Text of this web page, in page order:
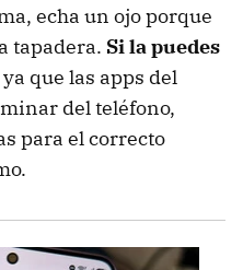
echa un ojo porque
tapadera. Si la puedes
ya que las apps del
del teléfono,
para el correcto